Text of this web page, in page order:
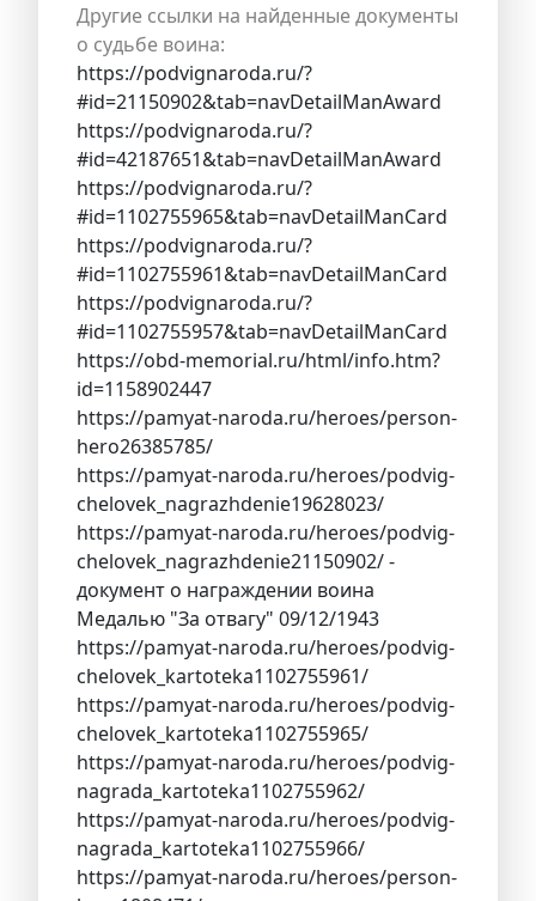
Другие ссылки на найденные документы
о судьбе воина:
https://podvignaroda.ru/?
#id=21150902&tab=navDetailManAward
https://podvignaroda.ru/?
#id=42187651&tab=navDetailManAward
https://podvignaroda.ru/?
#id=1102755965&tab=navDetailManCard
https://podvignaroda.ru/?
#id=1102755961&tab=navDetailManCard
https://podvignaroda.ru/?
#id=1102755957&tab=navDetailManCard
https://obd-memorial.ru/html/info.htm?
id=1158902447
https://pamyat-naroda.ru/heroes/person-
hero26385785/
https://pamyat-naroda.ru/heroes/podvig-
chelovek_nagrazhdenie19628023/
https://pamyat-naroda.ru/heroes/podvig-
chelovek_nagrazhdenie21150902/ -
документ о награждении воина
Медалью "За отвагу" 09/12/1943
https://pamyat-naroda.ru/heroes/podvig-
chelovek_kartoteka1102755961/
https://pamyat-naroda.ru/heroes/podvig-
chelovek_kartoteka1102755965/
https://pamyat-naroda.ru/heroes/podvig-
nagrada_kartoteka1102755962/
https://pamyat-naroda.ru/heroes/podvig-
nagrada_kartoteka1102755966/
https://pamyat-naroda.ru/heroes/person-